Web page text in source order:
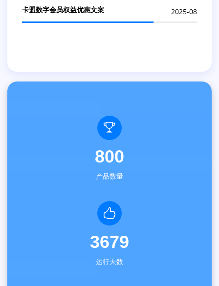
卡盟数字会员权益优惠文案 2025-08
800
产品数量
3679
运行天数